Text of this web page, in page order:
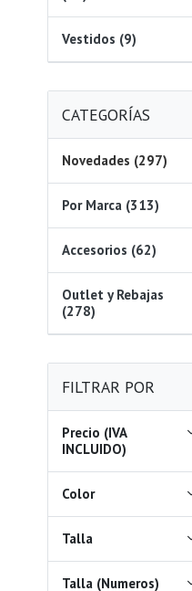
Vestidos (9)
CATEGORÍAS
Novedades (297)
Por Marca (313)
Accesorios (62)
Outlet y Rebajas
(278)
FILTRAR POR
Precio (IVA
INCLUIDO)
Color
Talla
Talla (Numeros)